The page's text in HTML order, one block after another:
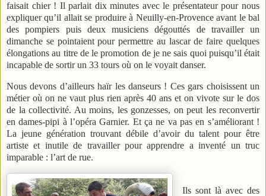
faisait chier ! Il parlait dix minutes avec le présentateur pour nous
expliquer qu’il allait se produire à Neuilly-en-Provence avant le bal
des pompiers puis deux musiciens dégouttés de travailler un
dimanche se pointaient pour permettre au lascar de faire quelques
élongations au titre de le promotion de je ne sais quoi puisqu’il était
incapable de sortir un 33 tours où on le voyait danser.
Nous devons d’ailleurs haïr les danseurs ! Ces gars choisissent un
métier où on ne vaut plus rien après 40 ans et on vivote sur le dos
de la collectivité. Au moins, les gonzesses, on peut les reconvertir
en dames-pipi à l’opéra Garnier. Et ça ne va pas en s’améliorant !
La jeune génération trouvant débile d’avoir du talent pour être
artiste et inutile de travailler pour apprendre a inventé un truc
imparable : l’art de rue.
Ils sont là avec des